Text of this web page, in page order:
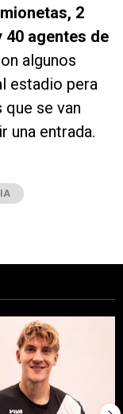
2
agentes de
algunos
estadio pera
se van
una entrada.
ya se sabe qué
de tendencia con el